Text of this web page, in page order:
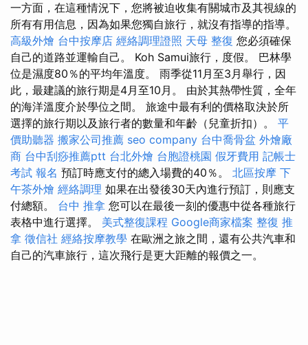
一方面，在這種情況下，您將被迫收集有關城市及其視線的
所有有用信息，因為如果您獨自旅行，就沒有指導的指導。
高級外燴 台中按摩店 經絡調理證照 天母 整復 您必須確保
自己的道路並運輸自己。 Koh Samui旅行，度假。 巴林學
位是濕度80％的平均年溫度。 雨季從11月至3月舉行，因
此，最建議的旅行期是4月至10月。 由於其熱帶性質，全年
的海洋溫度介於學位之間。 旅途中最有利的價格取決於所
選擇的旅行期以及旅行者的數量和年齡（兒童折扣）。 平
價助聽器 搬家公司推薦 seo company 台中喬骨盆 外燴廠
商 台中刮痧推薦ptt 台北外燴 台胞證桃園 假牙費用 記帳士
考試 報名 預訂時應支付的總入場費的40％。 北區按摩 下
午茶外燴 經絡調理 如果在出發後30天內進行預訂，則應支
付總額。 台中 推拿 您可以在最後一刻的優惠中從各種旅行
表格中進行選擇。 美式整復課程 Google商家檔案 整復 推
拿 徵信社 經絡按摩教學 在歐洲之旅之間，還有公共汽車和
自己的汽車旅行，這次飛行是更大距離的報價之一。